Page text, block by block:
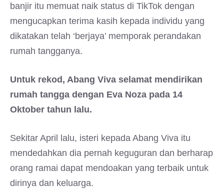
banjir itu memuat naik status di TikTok dengan
mengucapkan terima kasih kepada individu yang
dikatakan telah ‘berjaya’ memporak perandakan
rumah tangganya.
Untuk rekod, Abang Viva selamat mendirikan
rumah tangga dengan Eva Noza pada 14
Oktober tahun lalu.
Sekitar April lalu, isteri kepada Abang Viva itu
mendedahkan dia pernah keguguran dan berharap
orang ramai dapat mendoakan yang terbaik untuk
dirinya dan keluarga.